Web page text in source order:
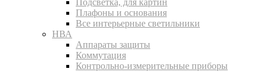
Подсветка, для картин
Плафоны и основания
Все интерьерные светильники
НВА
Аппараты защиты
Коммутация
Контрольно-измерительные приборы